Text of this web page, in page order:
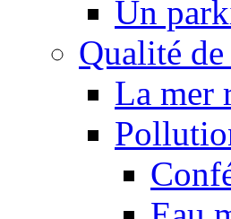
Un
Qualité de
La mer